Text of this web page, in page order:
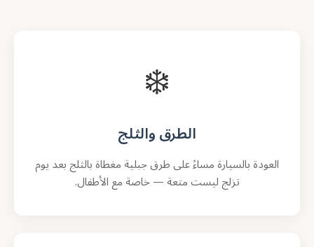
❄️
الطرق والثلج
العودة بالسيارة مساءً على طرق جبلية مغطاة بالثلج بعد يوم
تزلج ليست متعة — خاصة مع الأطفال.